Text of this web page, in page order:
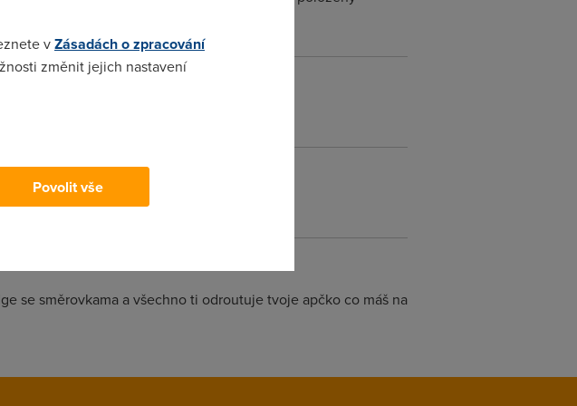
co znamená 6° vertikálně)
se směrovkama a všechno ti odroutuje tvoje apčko co máš na
vZásadách o zpracování
změnit jejich nastavení
Povolit vše